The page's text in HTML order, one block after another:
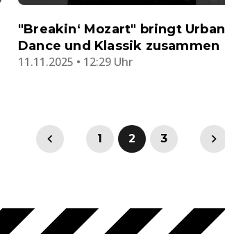
"Breakin‘ Mozart" bringt Urban
Dance und Klassik zusammen
11.11.2025 • 12:29 Uhr
1 2 3